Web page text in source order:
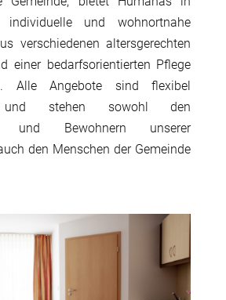
individuelle und wohnortnahe
verschiedenen altersgerechten
einer bedarfsorientierten Pflege
Alle Angebote sind flexibel
und stehen sowohl den
und Bewohnern unserer
den Menschen der Gemeinde